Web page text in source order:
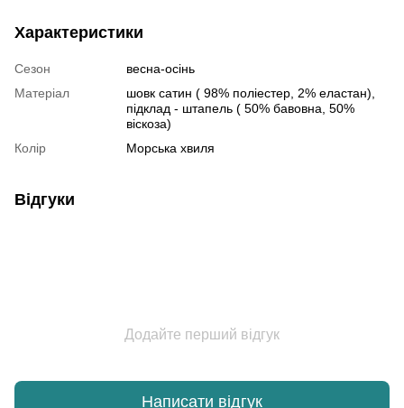
Характеристики
Сезон
весна-осінь
Матеріал
шовк сатин ( 98% поліестер, 2% еластан),
підклад - штапель ( 50% бавовна, 50%
віскоза)
Колір
Морська хвиля
Відгуки
Додайте перший відгук
Написати відгук